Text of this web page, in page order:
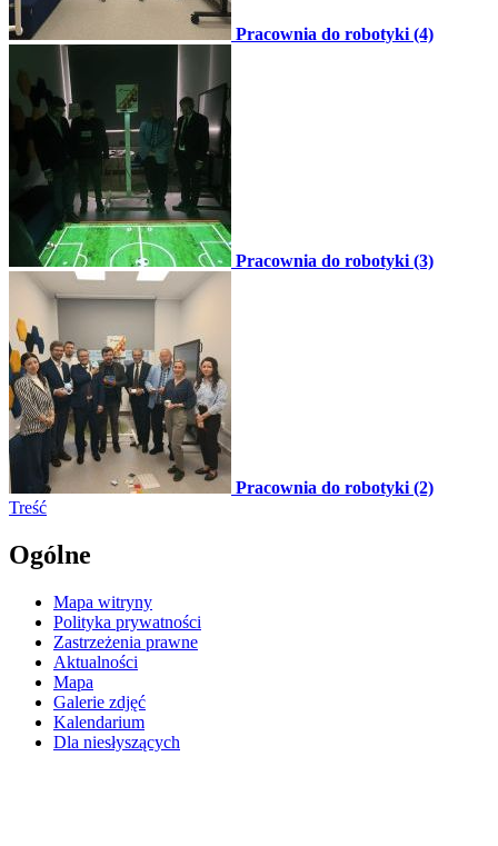
Pracownia do robotyki (4)
Pracownia do robotyki (3)
Pracownia do robotyki (2)
Treść
Ogólne
Mapa witryny
Polityka prywatności
Zastrzeżenia prawne
Aktualności
Mapa
Galerie zdjęć
Kalendarium
Dla niesłyszących